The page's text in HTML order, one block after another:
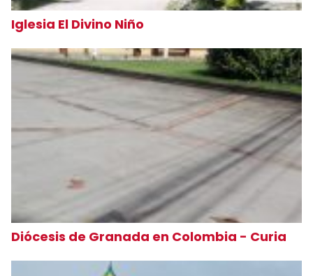
Iglesia El Divino Niño
Diócesis de Granada en Colombia - Curia